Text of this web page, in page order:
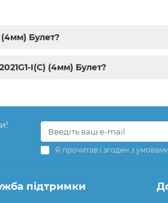
(4мм) Булет?
I(C) (4мм) Булет?
Я прочитав і згоден з умовами
підтримки